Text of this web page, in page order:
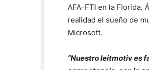
AFA-FTI en la Florida.
realidad el sueño de
Microsoft.
“Nuestro leitmotiv es